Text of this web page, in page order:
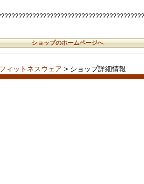
ショップのホームページへ
フィットネスウェア > ショップ詳細情報